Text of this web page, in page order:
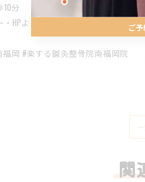
分
HPより受付中
岡 #楽する鍼灸整骨院南福岡院
関
ご
ご